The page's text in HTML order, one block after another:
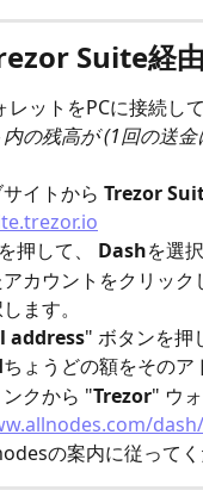
Suite経
レットをPCに接続し
の残高が (1回の送
イトから Trezor
押して、 Dashを選
カウントをクリック
ます。
address" ボタンを押
ちょうどの額をそのア
クから "Trezor" ウ
の案内に従ってく